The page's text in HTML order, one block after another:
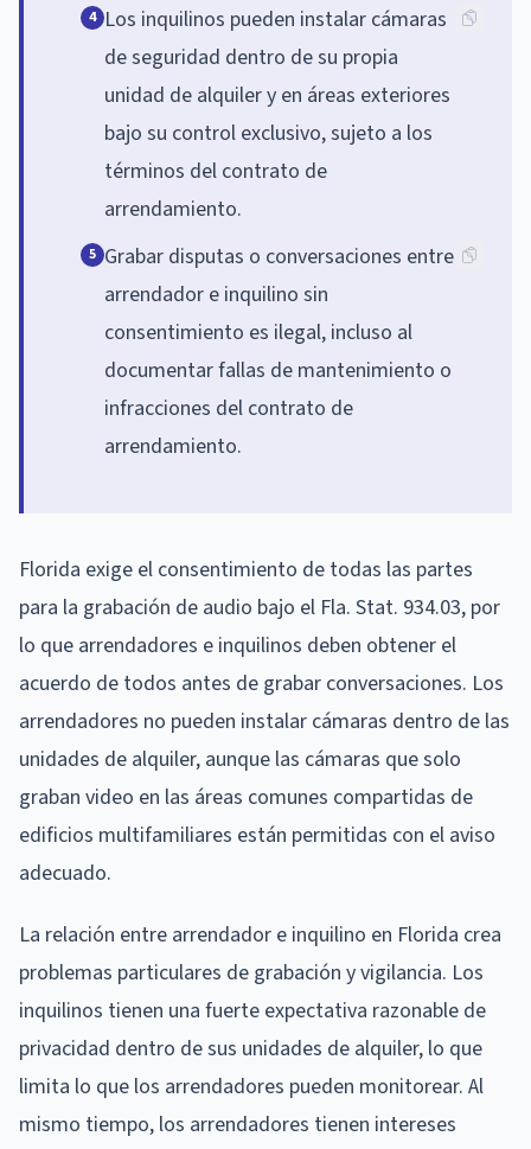
4 Los inquilinos pueden instalar cámaras
de seguridad dentro de su propia
unidad de alquiler y en áreas exteriores
bajo su control exclusivo, sujeto a los
términos del contrato de
arrendamiento.
5 Grabar disputas o conversaciones entre
arrendador e inquilino sin
consentimiento es ilegal, incluso al
documentar fallas de mantenimiento o
infracciones del contrato de
arrendamiento.
Florida exige el consentimiento de todas las partes
para la grabación de audio bajo el Fla. Stat. 934.03, por
lo que arrendadores e inquilinos deben obtener el
acuerdo de todos antes de grabar conversaciones. Los
arrendadores no pueden instalar cámaras dentro de las
unidades de alquiler, aunque las cámaras que solo
graban video en las áreas comunes compartidas de
edificios multifamiliares están permitidas con el aviso
adecuado.
La relación entre arrendador e inquilino en Florida crea
problemas particulares de grabación y vigilancia. Los
inquilinos tienen una fuerte expectativa razonable de
privacidad dentro de sus unidades de alquiler, lo que
limita lo que los arrendadores pueden monitorear. Al
mismo tiempo, los arrendadores tienen intereses